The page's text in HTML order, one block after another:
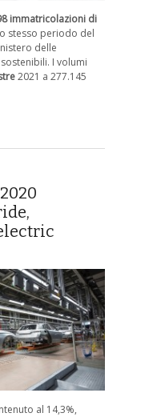
immatricolazioni di
stesso periodo del
delle
I volumi
2021 a 277.145
al 14,3%,